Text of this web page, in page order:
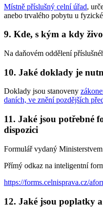
Místně příslušný celní úřad,
anebo trvalého pobytu u
9. Kde, s kým a kdy
Na daňovém oddělení
10. Jaké doklady je
Doklady jsou stanoveny
daních, ve znění pozdějších
11. Jaké jsou potřebné
dispozici
Formulář vydaný
Přímý odkaz na inteligentní
https://forms.celnisprava.cz/
12. Jaké jsou poplatky